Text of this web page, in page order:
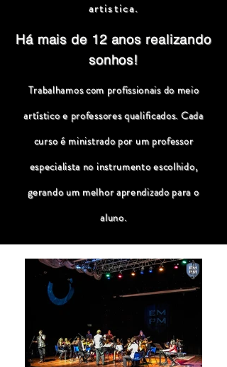
artistica.
Há mais de 12 anos realizando
sonhos!
Trabalhamos com profissionais do meio
artístico e professores qualificados. Cada
curso é ministrado por um professor
especialista no instrumento escolhido,
gerando um melhor aprendizado para o
aluno.